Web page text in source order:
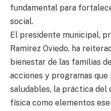
fundamental para
social.
El presidente municipal,
Ramírez Oviedo, ha
bienestar de las familias
acciones y programas
saludables, la práctica
física como elementos